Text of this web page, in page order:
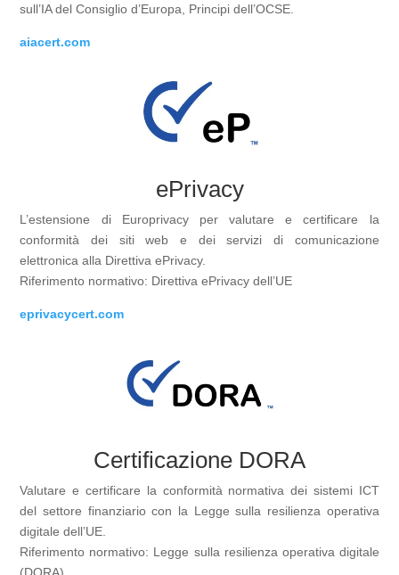
sull’IA del Consiglio d’Europa, Principi dell’OCSE.
aiacert.com
ePrivacy
L’estensione di Europrivacy per valutare e certificare la
conformità dei siti web e dei servizi di comunicazione
elettronica alla Direttiva ePrivacy.
Riferimento normativo: Direttiva ePrivacy dell’UE
eprivacycert.com
Certificazione DORA
Valutare e certificare la conformità normativa dei sistemi ICT
del settore finanziario con la Legge sulla resilienza operativa
digitale dell’UE.
Riferimento normativo: Legge sulla resilienza operativa digitale